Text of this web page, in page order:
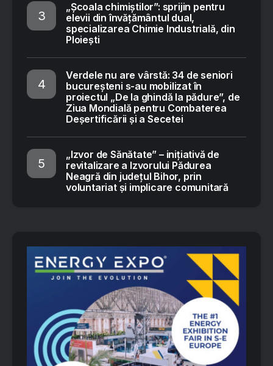
„Școala chimiștilor”: sprijin pentru
elevii din învățământul dual,
specializarea Chimie Industrială, din
Ploiești
Verdele nu are vârstă: 34 de seniori
bucureșteni s-au mobilizat în
proiectul „De la ghindă la pădure”, de
Ziua Mondială pentru Combaterea
Deșertificării și a Secetei
„Izvor de Sănătate” – inițiativă de
revitalizare a Izvorului Pădurea
Neagră din județul Bihor, prin
voluntariat și implicare comunitară